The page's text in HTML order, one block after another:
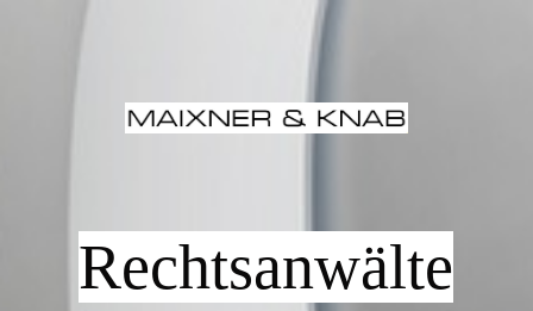
Rechtsanwälte
IHRE RECHTSBERATER